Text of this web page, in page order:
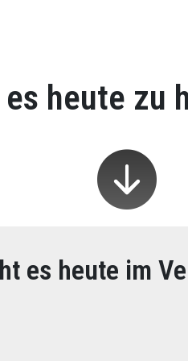
heute zu
es heute im